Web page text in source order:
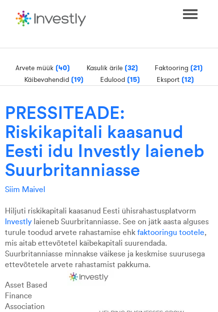
Toggle
Arvete müük (40) Kasulik ärile (32) Faktooring (21)
Käibevahendid (19) Edulood (15) Eksport (12)
PRESSITEADE:
Riskikapitali kaasanud
Eesti idu Investly laieneb
Suurbritanniasse
Siim Maivel
Hiljuti riskikapitali kaasanud Eesti ühisrahastusplatvorm
Investly laieneb Suurbritanniasse. See on jätk aasta alguses
turule toodud arvete rahastamise ehk faktooringu tootele,
mis aitab ettevõtetel käibekapitali suurendada.
Suurbritanniasse minnakse väikese ja keskmise suurusega
ettevõtetele arvete rahastamist pakkuma.
Asset Based
Finance
Association